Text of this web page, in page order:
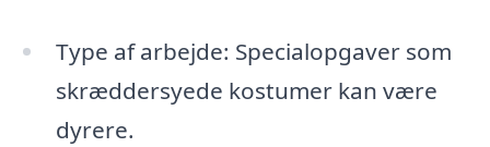
Type af arbejde: Specialopgaver som
skræddersyede kostumer kan være
dyrere.